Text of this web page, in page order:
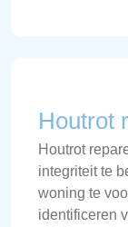
Houtrot
Houtrot
integriteit te
woning te
identificeren